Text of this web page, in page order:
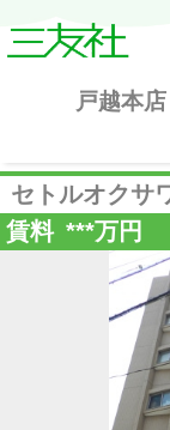
戸越本店
セトルオクサ
賃料 ***万円